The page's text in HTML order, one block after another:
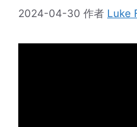
2024-04-30 作者 Luke